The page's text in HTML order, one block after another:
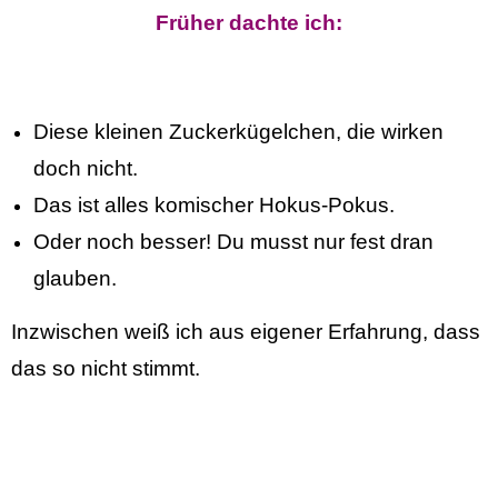
Früher dachte ich:
Diese kleinen Zuckerkügelchen, die wirken
doch nicht.
Das ist alles komischer Hokus-Pokus.
Oder noch besser! Du musst nur fest dran
glauben.
Inzwischen weiß ich aus eigener Erfahrung, dass
das so nicht stimmt.